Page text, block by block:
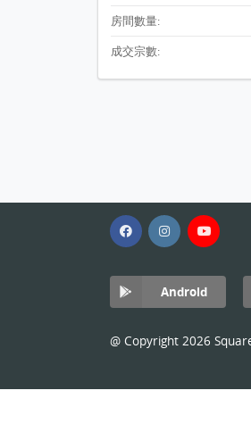
房間數量:
成交宗數:
Android
@ Copyright 2026